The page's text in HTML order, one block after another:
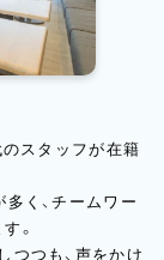
スタッフが在籍
く、チームワー
。
つつも、声をかけ